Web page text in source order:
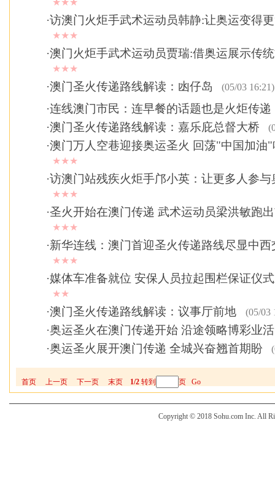
·访澳门火炬手武术运动员韩静:让奥运变得
★★★
·澳门火炬手武术运动员贾瑞:借奥运展示传
★★★
·澳门圣火传递路线解读：凼仔岛 (05/03 16:21)
·连线澳门市民：连早餐的话题也是火炬传递
·澳门圣火传递路线解读：嘉乐庇总督大桥
·澳门万人空巷迎接奥运圣火 回荡"中国加油"
★★★
·访澳门站残疾火炬手邝小英：让更多人参与
★★★
·圣火开始在澳门传递 武术运动员梁洪敏跑
★★★
·新华连线：澳门首迎圣火传递路线尽显中西
★★★
·媒体车准备就位 安保人员拉起围栏保证仪
★★
·澳门圣火传递路线解读：议事厅前地 (05/03
·奥运圣火在澳门传递开始 沿途领略博彩业
·奥运圣火展开澳门传递 全城兴奋翘首期盼
首页 上一页 下一页 末页 1/2转到 页 Go
Copyright © 2018 Sohu.com Inc. All